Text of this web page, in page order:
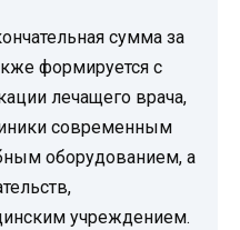
сумма за
формируется с
лечащего врача,
современным
оборудованием, а
учреждением.